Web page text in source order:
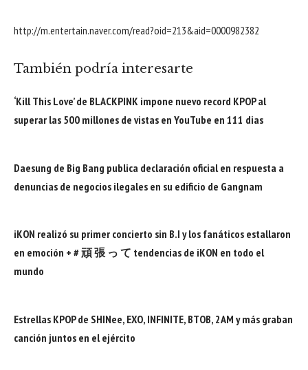
http://m.entertain.naver.com/read?oid=213&aid=0000982382
También podría interesarte
‘Kill This Love’ de BLACKPINK impone nuevo record KPOP al
superar las 500 millones de vistas en YouTube en 111 dias
Daesung de Big Bang publica declaración oficial en respuesta a
denuncias de negocios ilegales en su edificio de Gangnam
iKON realizó su primer concierto sin B.I y los fanáticos estallaron
en emoción + # 頑 張 っ て tendencias de iKON en todo el
mundo
Estrellas KPOP de SHINee, EXO, INFINITE, BTOB, 2AM y más graban
canción juntos en el ejército